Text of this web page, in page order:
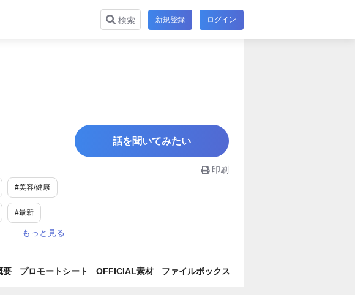
検索 新規登録 ログイン
#美容/健康
#最新
話を聞いてみたい
印刷
要 プロモートシート OFFICIAL素材 ファイルボックス